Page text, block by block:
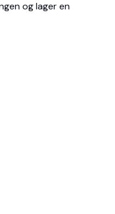
og lager en